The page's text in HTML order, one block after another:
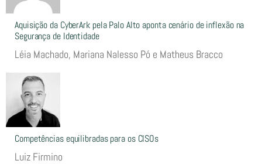
Aquisição da CyberArk pela Palo Alto aponta cenário de inflexão na
Segurança de Identidade
Léia Machado, Mariana Nalesso Pó e Matheus Bracco
Competências equilibradas para os CISOs
Luiz Firmino